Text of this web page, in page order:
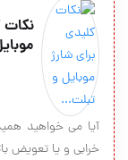
نکات
آیا می خواهید
خرابی و یا تعویض